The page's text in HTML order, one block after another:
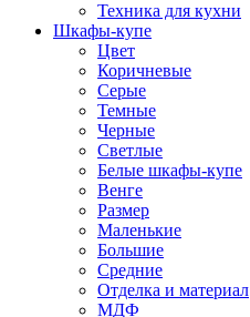
Техника для кухни
Шкафы-купе
Цвет
Коричневые
Серые
Темные
Черные
Светлые
Белые шкафы-купе
Венге
Размер
Маленькие
Большие
Средние
Отделка и материал
МДФ